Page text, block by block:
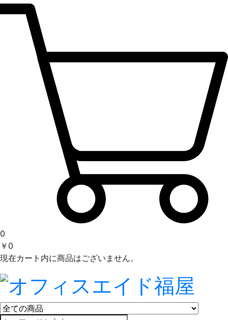
0
￥0
現在カート内に商品はございません。